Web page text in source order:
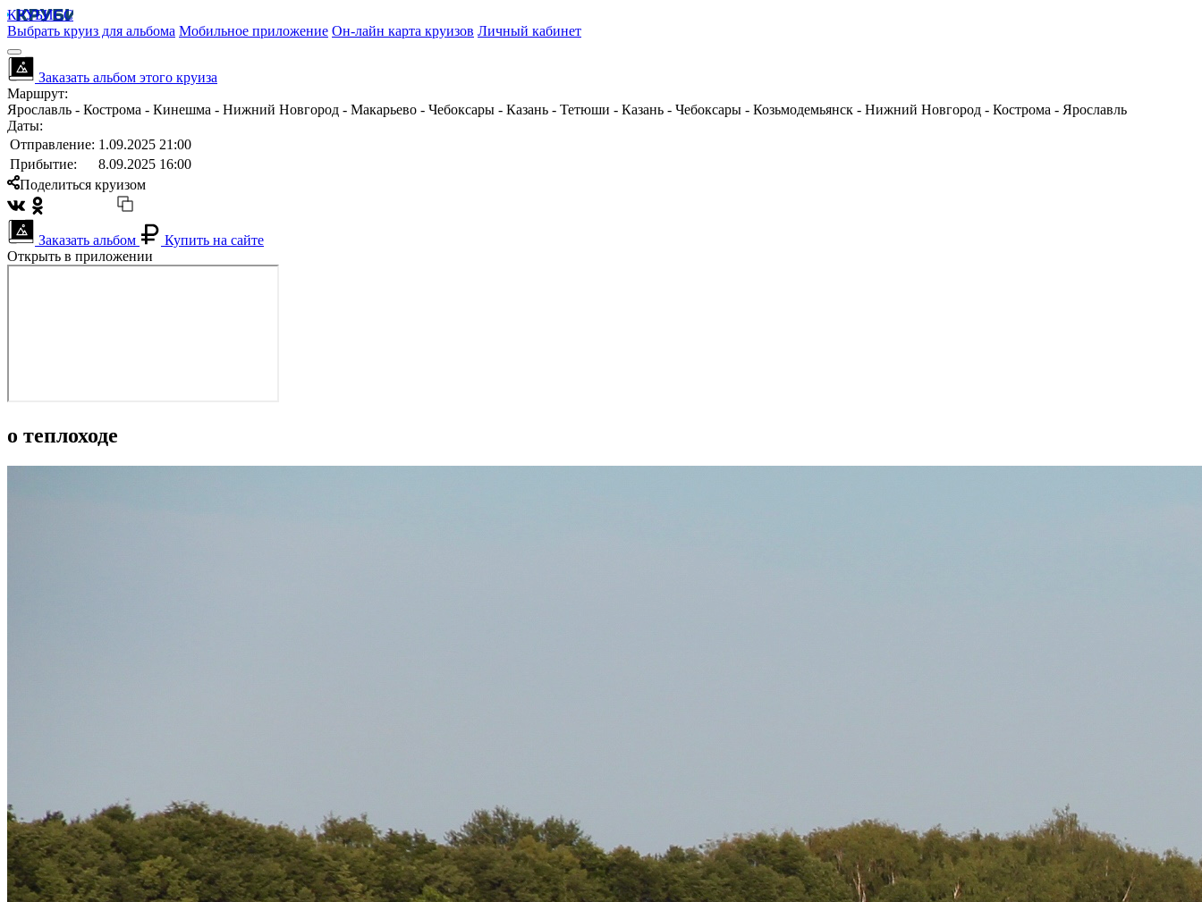
КРУБИСС
Выбрать круиз для альбома Мобильное приложение Он-лайн карта круизов Личный кабинет
Заказать альбом этого круиза
Маршрут:
Ярославль - Кострома - Кинешма - Нижний Новгород - Макарьево - Чебоксары - Казань - Тетюши - Казань - Чебоксары - Козьмодемьянск - Нижний Новгород - Кострома - Ярославль
Даты:
Отправление: 1.09.2025 21:00
Прибытие:
8.09.2025 16:00
Поделиться круизом
Заказать альбом
Купить на сайте
Открыть в приложении
о теплоходе